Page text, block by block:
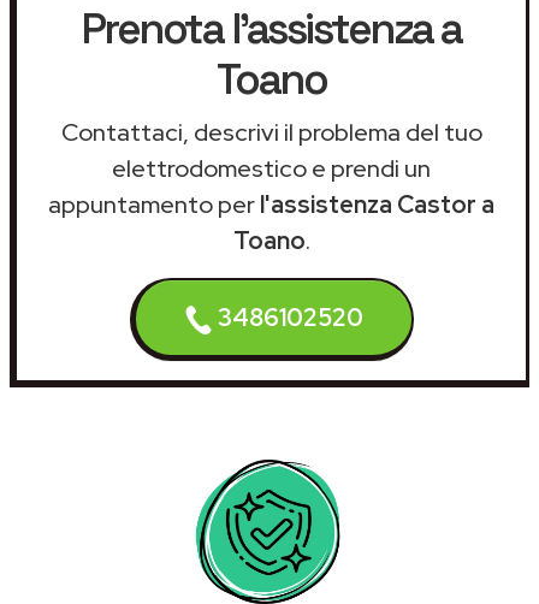
Prenota l'assistenza a
Toano
Contattaci, descrivi il problema del tuo
elettrodomestico e prendi un
appuntamento perl'assistenza Castor a
Toano.
3486102520